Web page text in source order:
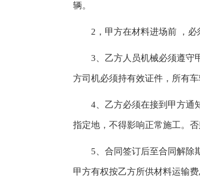
辆。
2，甲方在材料进场前 ，必
3、乙方人员机械必须遵守甲
方司机必须持有效证件，所有
4、乙方必须在接到甲方通知
指定地，不得影响正常施工。
5、合同签订后至合同解除期
甲方有权按乙方所供材料运输